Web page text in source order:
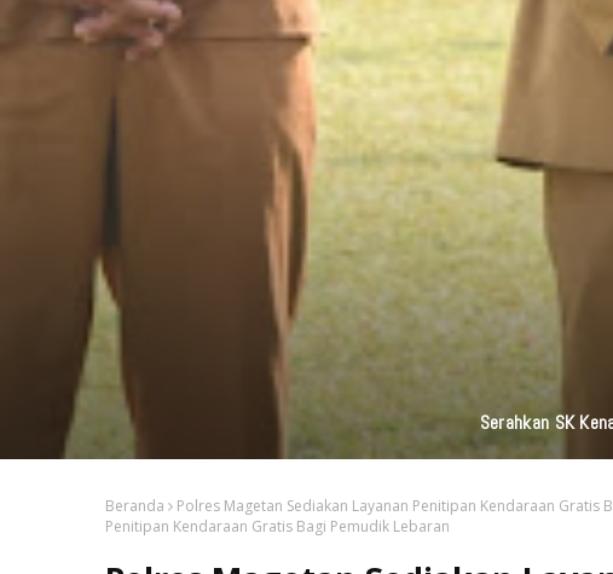
KAI Daop 7 Madiun Kembali Salurkan
Beranda Polres Magetan Sediakan Layanan Penitipan Kendaraan Gratis
Penitipan Kendaraan Gratis Bagi Pemudik Lebaran